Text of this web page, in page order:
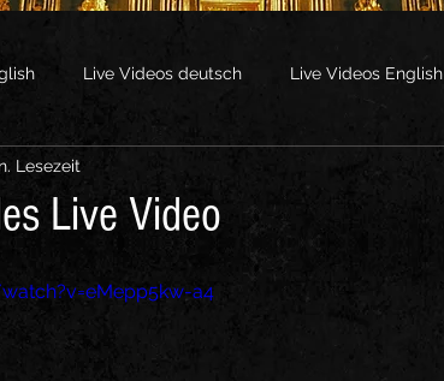
Live Videos deutsch Live Videos English
Other Videos
Live Video
Lesezeit
a4